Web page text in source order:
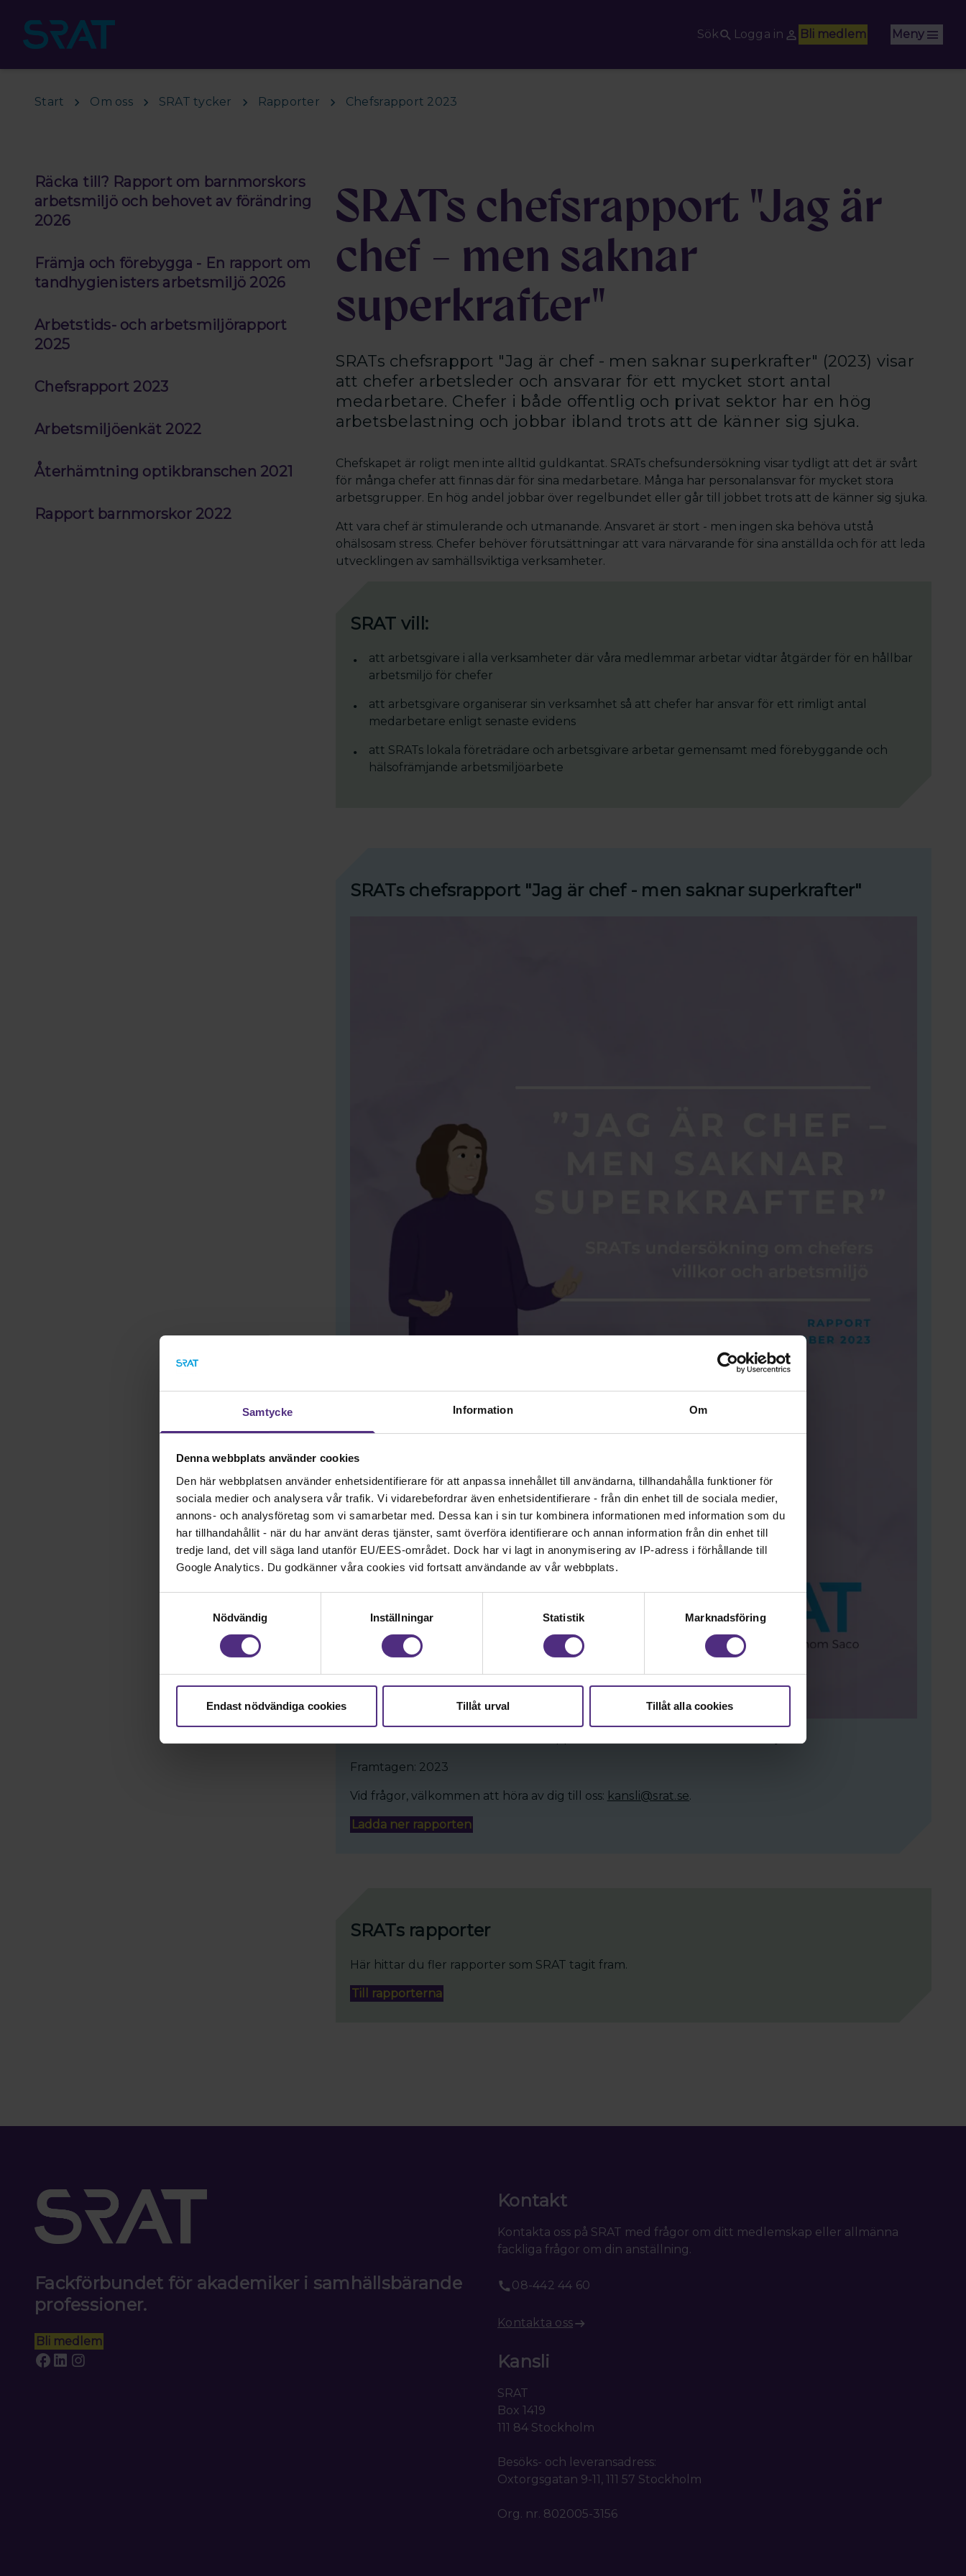
Samtycke Information Om
Denna webbplats använder cookies
Den här webbplatsen använder enhetsidentifierare för att anpassa innehållet till användarna, tillhandahålla funktioner för
sociala medier och analysera vår trafik. Vi vidarebefordrar även enhetsidentifierare - från din enhet till de sociala medier,
annons- och analysföretag som vi samarbetar med. Dessa kan i sin tur kombinera informationen med information som du
har tillhandahållit - när du har använt deras tjänster, samt överföra identifierare och annan information från din enhet till
tredje land, det vill säga land utanför EU/EES-området. Dock har vi lagt in anonymisering av IP-adress i förhållande till
Google Analytics. Du godkänner våra cookies vid fortsatt användande av vår webbplats.
Nödvändig
Inställningar Statistik Marknadsföring
Endast nödvändiga cookies Tillåt urval Tillåt alla cookies
Sök
Logga in Bli medlem Meny
Start Om oss SRAT tycker Rapporter Chefsrapport 2023
Räcka till? Rapport om barnmorskors
arbetsmiljö och behovet av förändring
2026
Främja och förebygga - En rapport om
tandhygienisters arbetsmiljö 2026
Arbetstids- och arbetsmiljörapport
2025
Chefsrapport 2023
Arbetsmiljöenkät 2022
Återhämtning optikbranschen 2021
Rapport barnmorskor 2022
SRATs chefsrapport "Jag är
chef - men saknar
superkrafter"
SRATs chefsrapport "Jag är chef - men saknar superkrafter" (2023) visar
att chefer arbetsleder och ansvarar för ett mycket stort antal
medarbetare. Chefer i både offentlig och privat sektor har en hög
arbetsbelastning och jobbar ibland trots att de känner sig sjuka.
Chefskapet är roligt men inte alltid guldkantat. SRATs chefsundersökning visar tydligt att det är svårt
för många chefer att finnas där för sina medarbetare. Många har personalansvar för mycket stora
arbetsgrupper. En hög andel jobbar över regelbundet eller går till jobbet trots att de känner sig sjuka.
Att vara chef är stimulerande och utmanande. Ansvaret är stort - men ingen ska behöva utstå
ohälsosam stress. Chefer behöver förutsättningar att vara närvarande för sina anställda och för att leda
utvecklingen av samhällsviktiga verksamheter.
SRAT vill:
att arbetsgivare i alla verksamheter där våra medlemmar arbetar vidtar åtgärder för en hållbar
arbetsmiljö för chefer
att arbetsgivare organiserar sin verksamhet så att chefer har ansvar för ett rimligt antal
medarbetare enligt senaste evidens
att SRATs lokala företrädare och arbetsgivare arbetar gemensamt med förebyggande och
hälsofrämjande arbetsmiljöarbete
SRATs chefsrapport "Jag är chef - men saknar superkrafter"
Framtagen: 2023
Vid frågor, välkommen att höra av dig till oss: kansli@srat.se.
Ladda ner rapporten
SRATs rapporter
Här hittar du fler rapporter som SRAT tagit fram.
Till rapporterna
Fackförbundet för akademiker i samhällsbärande
professioner.
Bli medlem
Kontakt
Kontakta oss på SRAT med frågor om ditt medlemskap eller allmänna
fackliga frågor om din anställning.
08-442 44 60
Kontakta oss
Kansli
SRAT
Box 1419
111 84 Stockholm
Besöks- och leveransadress:
Oxtorgsgatan 9-11, 111 57 Stockholm
Org. nr. 802005-3156